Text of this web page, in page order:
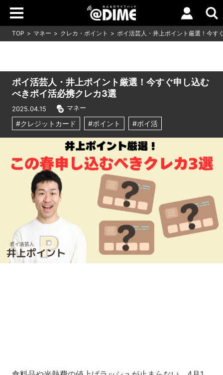
TOP マネー クレカ・ポイント ポイ活芸人・井上ポイント厳選！今す
ポイ活芸人・井上ポイント厳選！今すぐ申し込む
べきポイ活必携クレカ3選
2025.04.15 マネー
#クレジットカード #ポイント #ポイ活